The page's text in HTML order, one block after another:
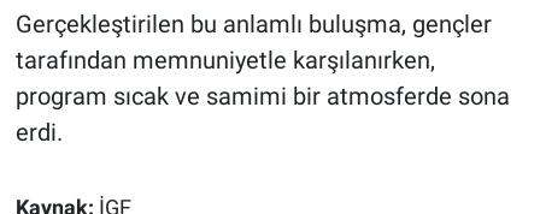
Gerçekleştirilen bu anlamlı buluşma, gençler
tarafından memnuniyetle karşılanırken,
program sıcak ve samimi bir atmosferde sona
erdi.
Kaynak: İGF